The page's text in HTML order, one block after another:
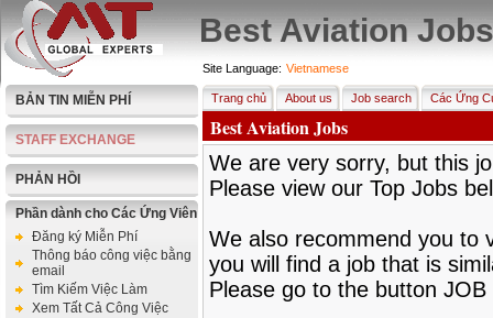
Best Aviation Jobs
BẢN TIN MIỄN PHÍ
STAFF EXCHANGE
PHẢN HỒI
Phần dành cho Các Ứng Viên
Đăng ký Miễn Phí
Thông báo công việc bằng
email
Tìm Kiếm Việc Làm
Xem Tất Cả Công Việc
Site Language: Vietnamese
Trang chủ About us Job search Các Ứng
Best Aviation Jobs
We are very sorry, but this
Please view our Top Jobs
We also recommend you to
you will find a job that is
Please go to the button